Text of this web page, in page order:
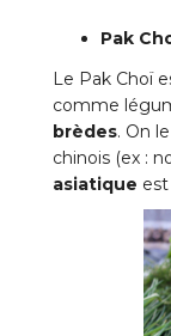
Pak
Le Pak Choï
comme
brèdes. On
chinois (ex :
asiatique